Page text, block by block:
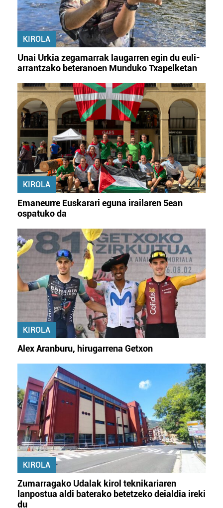
KIROLA
Unai Urkia zegamarrak laugarren egin du euli-
arrantzako beteranoen Munduko Txapelketan
KIROLA
Emaneurre Euskarari eguna irailaren 5ean
ospatuko da
KIROLA
Alex Aranburu, hirugarrena Getxon
KIROLA
Zumarragako Udalak kirol teknikariaren
lanpostua aldi baterako betetzeko deialdia ireki
du